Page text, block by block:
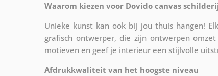
Waarom kiezen voor Dovido canvas
Unieke kunst kan ook bij jou thuis hangen! Elk
grafisch ontwerper, die zijn ontwerpen
motieven en geef je interieur een stijlvolle
Afdrukkwaliteit van het hoogste niveau